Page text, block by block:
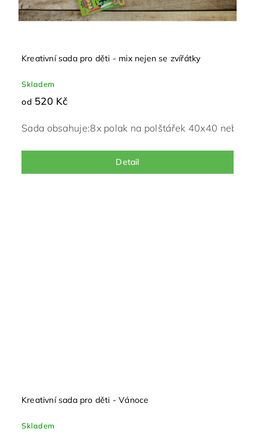
Kreativní sada pro děti - mix nejen se zvířátky
Skladem
od 520 Kč
Detail
Sada obsahuje:8x polak na polštářek 40x40 nebo
Kreativní sada pro děti - Vánoce
Skladem